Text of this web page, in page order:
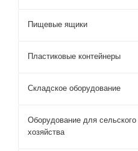
Пищевые ящики
Пластиковые контейнеры
Складское оборудование
Оборудование для сельского
хозяйства